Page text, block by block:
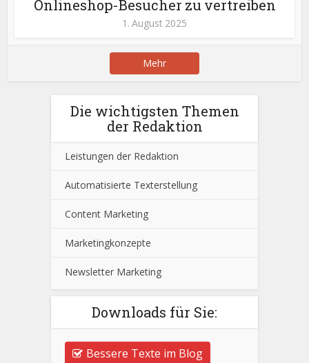
Onlineshop-Besucher zu vertreiben
1. August 2025
Mehr
Die wichtigsten Themen
der Redaktion
Leistungen der Redaktion
Automatisierte Texterstellung
Content Marketing
Marketingkonzepte
Newsletter Marketing
Downloads für Sie:
Bessere Texte im Blog